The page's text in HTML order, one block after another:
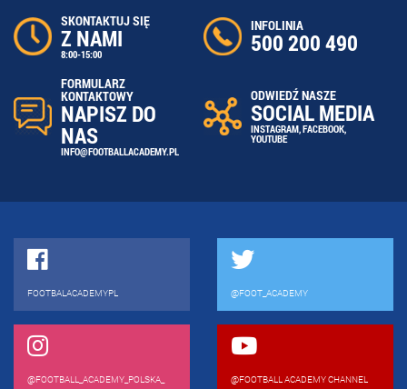
SKONTAKTUJ SIĘ
Z NAMI
8:00-15:00
INFOLINIA
500 200 490
FORMULARZ
KONTAKTOWY
NAPISZ DO
NAS
INFO@FOOTBALLACADEMY.PL
ODWIEDŹ NASZE
SOCIAL MEDIA
INSTAGRAM,FACEBOOK,
YOUTUBE
FOOTBALACADEMYPL @FOOT_ACADEMY
@FOOTBALL_ACADEMY_POLSKA_ @FOOTBALL ACADEMY CHANNEL